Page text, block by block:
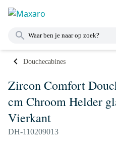
Douchecabines
Zircon Comfort
cm Chroom Helder
Vierkant
DH-110209013